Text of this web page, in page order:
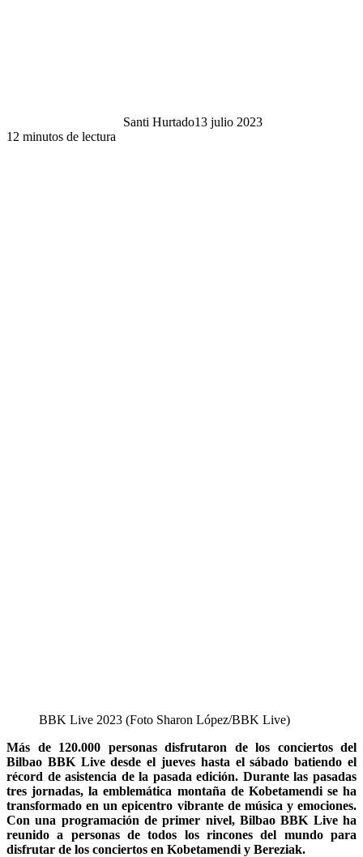
Santi Hurtado13 julio 2023
12 minutos de lectura
BBK Live 2023 (Foto Sharon López/BBK Live)
Más de 120.000 personas disfrutaron de los conciertos del
Bilbao BBK Live desde el jueves hasta el sábado batiendo el
récord de asistencia de la pasada edición. Durante las pasadas
tres jornadas, la emblemática montaña de Kobetamendi se ha
transformado en un epicentro vibrante de música y emociones.
Con una programación de primer nivel, BilbaoBBK Liveha
reunido a personas de todos los rincones del mundo para
disfrutar de los conciertos en Kobetamendi y Bereziak.